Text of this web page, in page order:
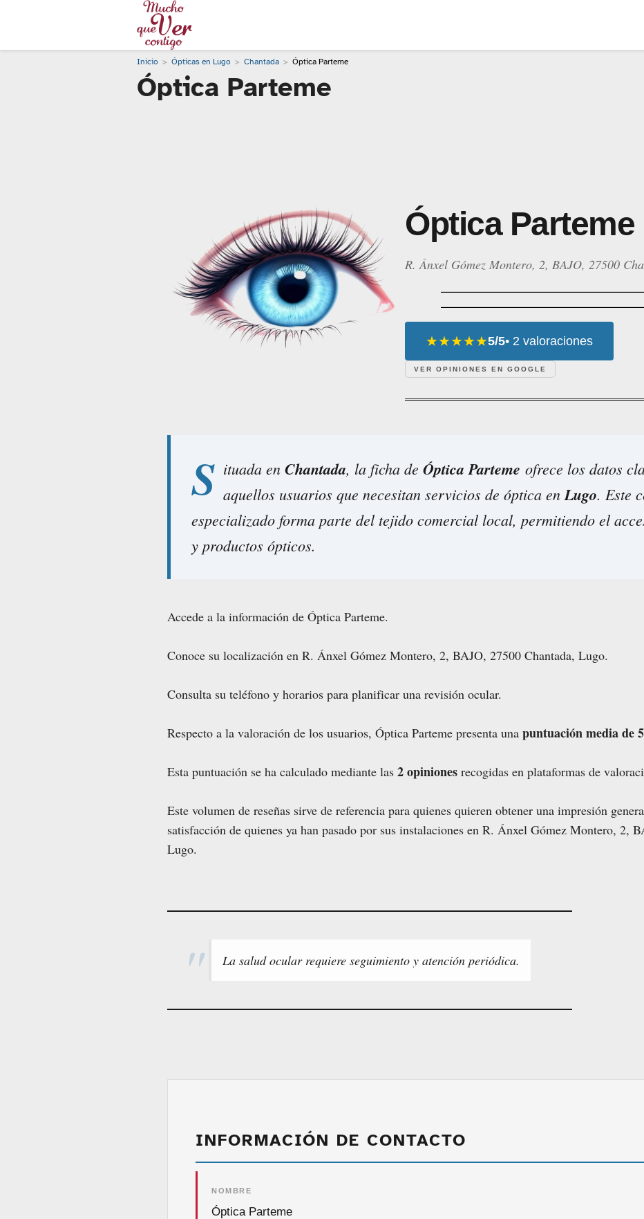
Inicio Ópticas en Lugo Chantada Óptica Parteme
Óptica Parteme
Óptica Parteme
R. Ánxel Gómez Montero, 2, BAJO, 27500
★★★★★5/5• 2 valoraciones
VER OPINIONES EN GOOGLE
S ituada en Chantada, la ficha de Óptica Parteme ofrece los datos
aquellos usuarios que necesitan servicios de óptica enLugo. Este
especializado forma parte del tejido comercial local, permitiendo el
y productos ópticos.
Accede a la información de Óptica Parteme.
Conoce su localización en R. Ánxel Gómez Montero, 2, BAJO, 27500 Chantada, Lugo.
Consulta su teléfono y horarios para planificar una revisión ocular.
Respecto a la valoración de los usuarios, Óptica Parteme presenta una puntuación media de
Esta puntuación se ha calculado mediante las 2 opiniones recogidas en plataformas de
Este volumen de reseñas sirve de referencia para quienes quieren obtener una impresión
satisfacción de quienes ya han pasado por sus instalaciones en R. Ánxel Gómez Montero, 2,
Lugo.
La salud ocular requiere seguimiento y atención periódica.
INFORMACIÓN DE CONTACTO
NOMBRE
Óptica Parteme